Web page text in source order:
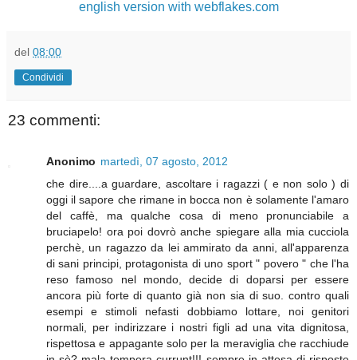
english version with webflakes.com
del 08:00
Condividi
23 commenti:
Anonimo martedì, 07 agosto, 2012
che dire....a guardare, ascoltare i ragazzi ( e non solo ) di
oggi il sapore che rimane in bocca non è solamente l'amaro
del caffè, ma qualche cosa di meno pronunciabile a
bruciapelo! ora poi dovrò anche spiegare alla mia cucciola
perchè, un ragazzo da lei ammirato da anni, all'apparenza
di sani principi, protagonista di uno sport " povero " che l'ha
reso famoso nel mondo, decide di doparsi per essere
ancora più forte di quanto già non sia di suo. contro quali
esempi e stimoli nefasti dobbiamo lottare, noi genitori
normali, per indirizzare i nostri figli ad una vita dignitosa,
rispettosa e appagante solo per la meraviglia che racchiude